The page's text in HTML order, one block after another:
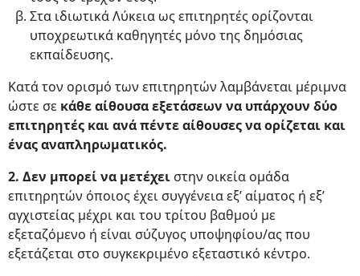
Στα ιδιωτικά Λύκεια ως επιτηρητές ορίζονται
υποχρεωτικά καθηγητές μόνο της δημόσιας
εκπαίδευσης.
Κατά τον ορισμό των επιτηρητών λαμβάνεται μέριμνα
ώστε σε κάθε αίθουσα εξετάσεων να υπάρχουν δύο
επιτηρητές και ανά πέντε αίθουσες να ορίζεται και
ένας αναπληρωματικός.
2. Δεν μπορεί να μετέχει στην οικεία ομάδα
επιτηρητών όποιος έχει συγγένεια εξ’ αίματος ή εξ’
αγχιστείας μέχρι και του τρίτου βαθμού με
εξεταζόμενο ή είναι σύζυγος υποψηφίου/ας που
εξετάζεται στο συγκεκριμένο εξεταστικό κέντρο.